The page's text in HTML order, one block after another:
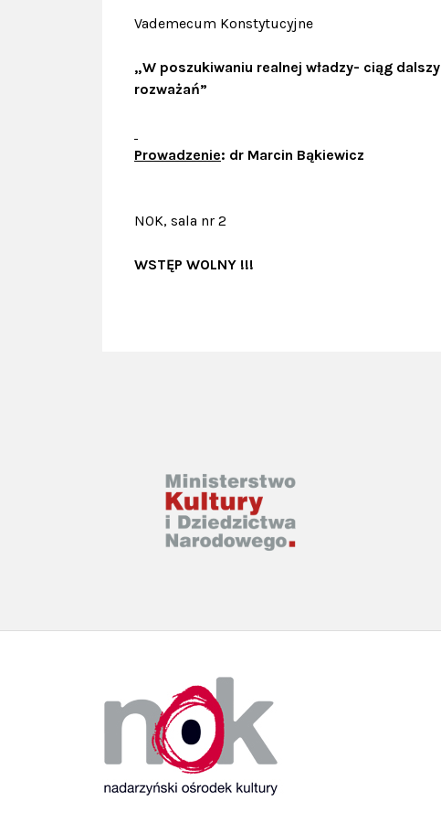
Vademecum Konstytucyjne
„W poszukiwaniu realnej władzy- ciąg dalszy
rozważań”
Prowadzenie: dr Marcin Bąkiewicz
NOK, sala nr 2
WSTĘP WOLNY !!!